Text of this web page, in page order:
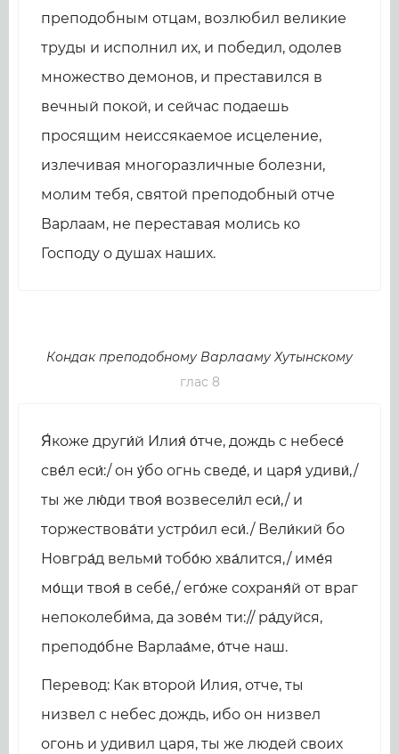
преподобным отцам, возлюбил великие
труды и исполнил их, и победил, одолев
множество демонов, и преставился в
вечный покой, и сейчас подаешь
просящим неиссякаемое исцеление,
излечивая многоразличные болезни,
молим тебя, святой преподобный отче
Варлаам, не переставая молись ко
Господу о душах наших.
Кондак преподобному Варлааму Хутынскому
глас 8
Я́коже други́й Илия́ о́тче, дождь с небесе́
све́л еси́:/ он у́бо огнь сведе́, и царя́ удиви́,/
ты же лю́ди твоя́ возвесели́л еси́,/ и
торжествова́ти устро́ил еси́./ Вели́кий бо
Новгра́д вельми́ тобо́ю хва́лится,/ име́я
мо́щи твоя́ в себе́,/ его́же сохраня́й от враг
непоколеби́ма, да зове́м ти:// ра́дуйся,
преподо́бне Варлаа́ме, о́тче наш.
Перевод: Как второй Илия, отче, ты
низвел с небес дождь, ибо он низвел
огонь и удивил царя, ты же людей своих